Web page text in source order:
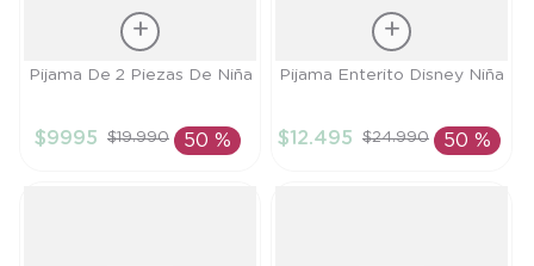
Talla
AÑADIR AL
Pijama De 2 Piezas De Niña
$9995 $19.990 50 %
Talla
AÑADIR AL
Pijama Enterito Disney Niña
$12.495 $24.990 50 %